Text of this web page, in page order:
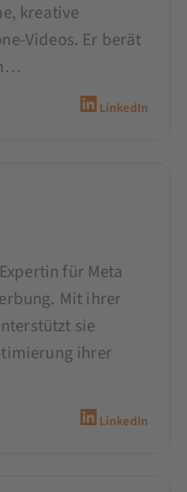
kreative
Videos. Er berät
LinkedIn
für Meta
Mit ihrer
sie
ihrer
LinkedIn